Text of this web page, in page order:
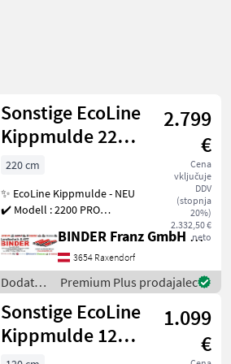
Sonstige EcoLine
Kippmulde 2200
PRO
2.799
€
Cena
vključuje
DDV
(stopnja
20%)
2.332,50 €
neto
220 cm
✨ EcoLine Kippmulde - NEU
✔️ Modell : 2200 PRO
serienmäßiger Ausführung
✔️ Lagergerät mit leichten
Lackschäden ✔️
Arbeitsbreite 220cm ✔️
BINDER Franz GmbH & CoKG
3654 Raxendorf
Dodatna
oprema
za
traktorje
/
Premium Plus prodajalec
Sonstige EcoLine
Kippmulde 1200
ME ROT
1.099
€